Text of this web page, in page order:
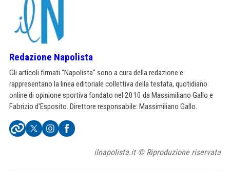
Redazione Napolista
Gli articoli firmati "Napolista" sono a cura della redazione e
rappresentano la linea editoriale collettiva della testata, quotidiano
online di opinione sportiva fondato nel 2010 da Massimiliano Gallo e
Fabrizio d'Esposito. Direttore responsabile: Massimiliano Gallo.
ilnapolista.it © Riproduzione riservata